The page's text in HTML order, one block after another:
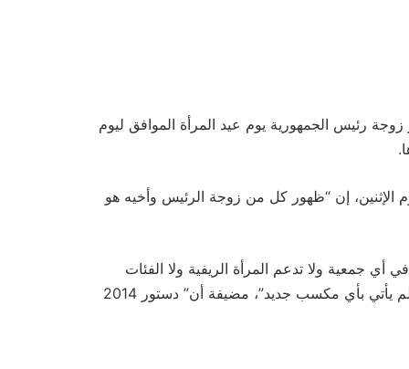
رئيس الجمهورية يوم عيد المرأة الموافق ليوم
الإثنين، إن “ظهور كل من زوجة الرئيس وأخيه هو
جمعية ولا تدعم المرأة الريفية ولا الفئات
الهشة”، كما أنها “لاتحمل اي صفة تمثل الدولة حتى تدعم دستور لم يأتي بأي مكسب جديد”، مضيفة أن” دستور 2014